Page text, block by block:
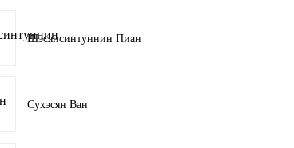
Шэсянсинтуннин Пиан
Сухэсян Ван